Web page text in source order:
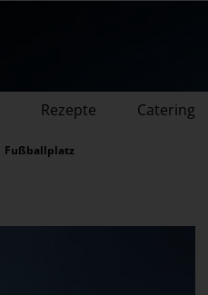
Rezepte Catering
Fußballplatz